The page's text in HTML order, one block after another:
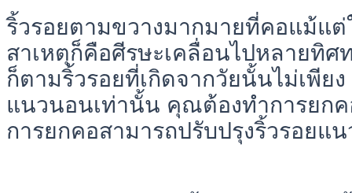
ริ้วรอยตามขวางมากมายที่คอแม้แ
สาเหตุก็คือศีรษะเคลื่อนไปหลายทิศ
ก็ตามริ้วรอยที่เกิดจากวัยนั้นไม่เพีย
แนวนอนเท่านั้น คุณต้องทำการยกค
การยกคอสามารถปรับปรุงริ้วรอยแ